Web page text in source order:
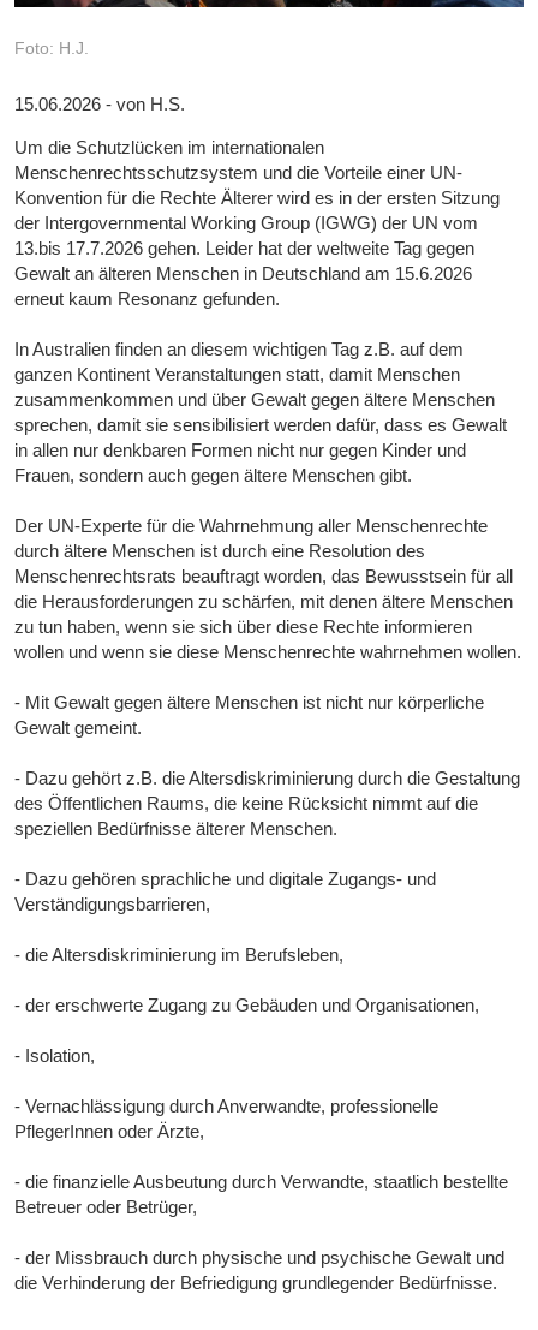
Foto: H.J.
15.06.2026 - von H.S.
Um die Schutzlücken im internationalen
Menschenrechtsschutzsystem und die Vorteile einer UN-
Konvention für die Rechte Älterer wird es in der ersten Sitzung
der Intergovernmental Working Group (IGWG) der UN vom
13.bis 17.7.2026 gehen. Leider hat der weltweite Tag gegen
Gewalt an älteren Menschen in Deutschland am 15.6.2026
erneut kaum Resonanz gefunden.
In Australien finden an diesem wichtigen Tag z.B. auf dem
ganzen Kontinent Veranstaltungen statt, damit Menschen
zusammenkommen und über Gewalt gegen ältere Menschen
sprechen, damit sie sensibilisiert werden dafür, dass es Gewalt
in allen nur denkbaren Formen nicht nur gegen Kinder und
Frauen, sondern auch gegen ältere Menschen gibt.
Der UN-Experte für die Wahrnehmung aller Menschenrechte
durch ältere Menschen ist durch eine Resolution des
Menschenrechtsrats beauftragt worden, das Bewusstsein für all
die Herausforderungen zu schärfen, mit denen ältere Menschen
zu tun haben, wenn sie sich über diese Rechte informieren
wollen und wenn sie diese Menschenrechte wahrnehmen wollen.
- Mit Gewalt gegen ältere Menschen ist nicht nur körperliche
Gewalt gemeint.
- Dazu gehört z.B. die Altersdiskriminierung durch die Gestaltung
des Öffentlichen Raums, die keine Rücksicht nimmt auf die
speziellen Bedürfnisse älterer Menschen.
- Dazu gehören sprachliche und digitale Zugangs- und
Verständigungsbarrieren,
- die Altersdiskriminierung im Berufsleben,
- der erschwerte Zugang zu Gebäuden und Organisationen,
- Isolation,
- Vernachlässigung durch Anverwandte, professionelle
PflegerInnen oder Ärzte,
- die finanzielle Ausbeutung durch Verwandte, staatlich bestellte
Betreuer oder Betrüger,
- der Missbrauch durch physische und psychische Gewalt und
die Verhinderung der Befriedigung grundlegender Bedürfnisse.